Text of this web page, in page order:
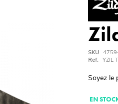
SKU
Ref. YZIL
Soyez le
EN